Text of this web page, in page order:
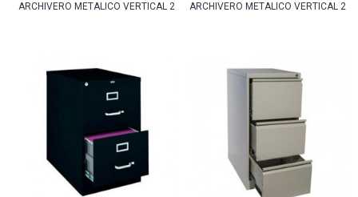
ARCHIVERO METALICO VERTICAL 2 GAVETASARCHIVERO METALICO VERTICAL 2